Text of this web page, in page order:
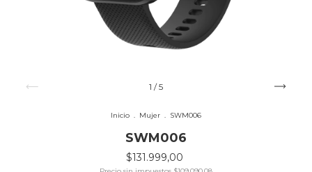
1 /5
Inicio . Mujer . SWM006
SWM006
$131.999,00